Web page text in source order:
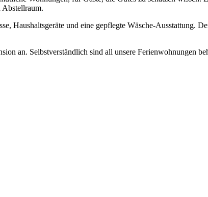
Abstellraum.
Haushaltsgeräte und eine gepflegte Wäsche-Ausstattung.
an. Selbstverständlich sind all unsere Ferienwohnungen